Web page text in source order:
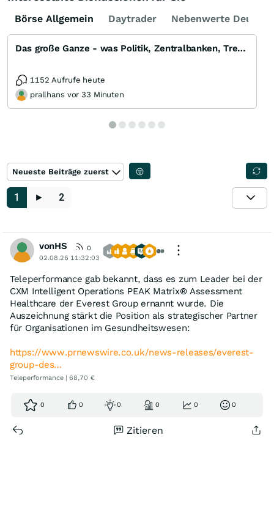
Börse Allgemein Daytrader Nebenwerte
Das große Ganze - was Politik, Zentralbanken, Trends, Medien und Gesellschaft mit Aktien, Rohstoffen
1152 Aufrufe heute
prallhans vor 33 Minuten
Neueste Beiträge zuerst
1 ► 2
vonHS
0
02.08.26 11:32:03
Teleperformance gab bekannt, dass es zum Leader bei der
CXM Intelligent Operations PEAK Matrix® Assessment
Healthcare der Everest Group ernannt wurde. Die
Auszeichnung stärkt die Position als strategischer Partner
für Organisationen im Gesundheitswesen:
https://www.prnewswire.co.uk/news-releases/everest-
group-des…
Teleperformance | 68,70 €
0 0 0 0 0 0
Zitieren